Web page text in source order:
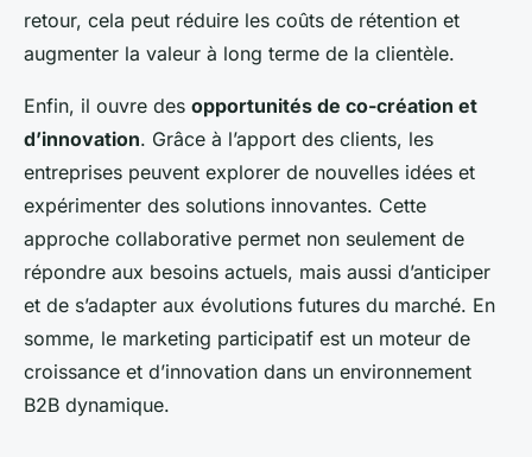
retour, cela peut réduire les coûts de rétention et
augmenter la valeur à long terme de la clientèle.
Enfin, il ouvre des opportunités de co-création et
d’innovation. Grâce à l’apport des clients, les
entreprises peuvent explorer de nouvelles idées et
expérimenter des solutions innovantes. Cette
approche collaborative permet non seulement de
répondre aux besoins actuels, mais aussi d’anticiper
et de s’adapter aux évolutions futures du marché. En
somme, le marketing participatif est un moteur de
croissance et d’innovation dans un environnement
B2B dynamique.